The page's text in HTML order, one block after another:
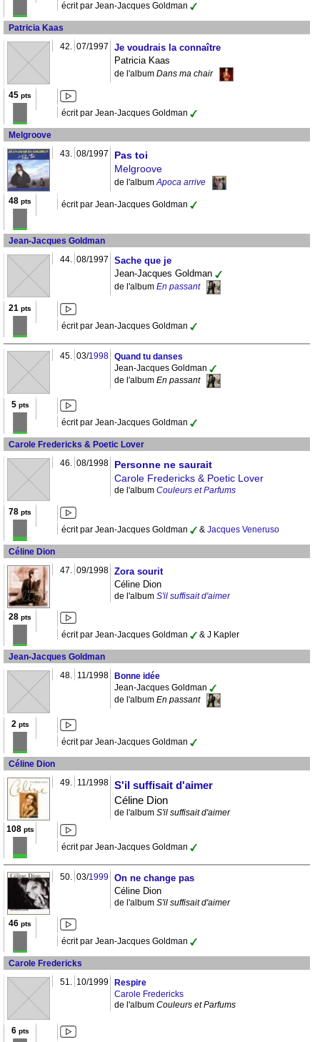
écrit par Jean-Jacques Goldman
Patricia Kaas
42. 07/1997
Je voudrais la connaître
Patricia Kaas
de l'album Dans ma chair
45 pts
écrit par Jean-Jacques Goldman
Melgroove
43. 08/1997
Pas toi
Melgroove
de l'albumApoca arrive
48 pts écrit par Jean-Jacques Goldman
Jean-Jacques Goldman
44. 08/1997
Sache que je
Jean-Jacques Goldman
de l'album En passant
21 pts
écrit par Jean-Jacques Goldman
45. 03/1998 Quand tu danses
Jean-Jacques Goldman
de l'album En passant
5pts
écrit par Jean-Jacques Goldman
Carole Fredericks & Poetic Lover
46. 08/1998
Personne ne saurait
Carole Fredericks & Poetic Lover
de l'album Couleurs et Parfums
78 pts
écrit par Jean-Jacques Goldman & Jacques Veneruso
Céline Dion
47. 09/1998 Zora sourit
Céline Dion
de l'album S'il suffisait d'aimer
28 pts
écrit par Jean-Jacques Goldman & J Kapler
Jean-Jacques Goldman
48. 11/1998
Bonne idée
Jean-Jacques Goldman
de l'album En passant
2pts
écrit par Jean-Jacques Goldman
Céline Dion
49. 11/1998
S'il suffisait d'aimer
Céline Dion
de l'album S'il suffisait d'aimer
108pts
écrit par Jean-Jacques Goldman
50. 03/1999
On ne change pas
Céline Dion
de l'album S'il suffisait d'aimer
46 pts
écrit par Jean-Jacques Goldman
Carole Fredericks
51. 10/1999
Respire
Carole Fredericks
de l'album Couleurs et Parfums
6pts